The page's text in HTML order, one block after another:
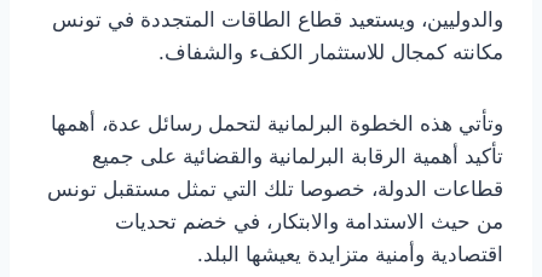
والدوليين، ويستعيد قطاع الطاقات المتجددة في تونس
مكانته كمجال للاستثمار الكفء والشفاف.
وتأتي هذه الخطوة البرلمانية لتحمل رسائل عدة، أهمها
تأكيد أهمية الرقابة البرلمانية والقضائية على جميع
قطاعات الدولة، خصوصا تلك التي تمثل مستقبل تونس
من حيث الاستدامة والابتكار، في خضم تحديات
اقتصادية وأمنية متزايدة يعيشها البلد.